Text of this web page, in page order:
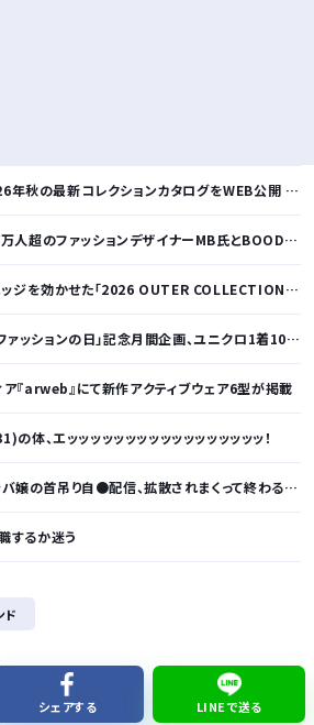
ンカタログをWEB公開 「Paradox in Neutral」をテーマに秩序と反逆が共存する世界観を表現
ーMB氏とBOODYがコラボレーション。極上の着心地を追求した別注Tシャツが8月12日発売開始
を効かせた「2026 OUTER COLLECTION」を公開
」記念月間企画、ユニクロ1着100円買取保証とXプレゼントキャンペーンを実施
ア『arweb』にて新作アクティブウェア6型が掲載
の体、エッッッッッッッッッッッッッッッッッ！
首吊り自●配信、拡散されまくって終わるｗｗｗｗｗｗｗ
するか迷う
爆上げ”はなぜ起こる？ 猫のトイレハイ体験談＆獣医師解説
ド
シェアする LINEで送る